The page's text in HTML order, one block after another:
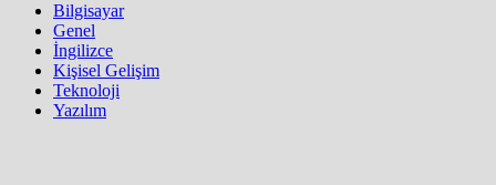
Bilgisayar
Genel
İngilizce
Kişisel Gelişim
Teknoloji
Yazılım